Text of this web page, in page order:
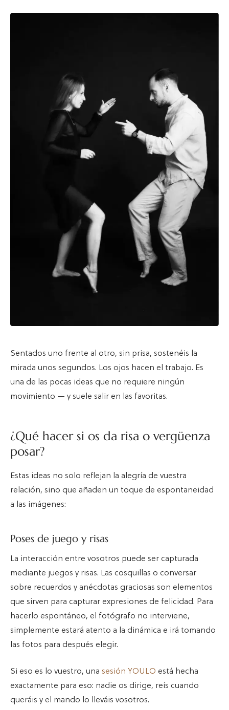
Sentados uno frente al otro, sin prisa, sostenéis la
mirada unos segundos. Los ojos hacen el trabajo. Es
una de las pocas ideas que no requiere ningún
movimiento — y suele salir en las favoritas.
¿Qué hacer si os da risa o vergüenza
posar?
Estas ideas no solo reflejan la alegría de vuestra
relación, sino que añaden un toque de espontaneidad
a las imágenes:
Poses de juego y risas
La interacción entre vosotros puede ser capturada
mediante juegos y risas. Las cosquillas o conversar
sobre recuerdos y anécdotas graciosas son elementos
que sirven para capturar expresiones de felicidad. Para
hacerlo espontáneo, el fotógrafo no interviene,
simplemente estará atento a la dinámica e irá tomando
las fotos para después elegir.
Si eso es lo vuestro, una sesión YOULO está hecha
exactamente para eso: nadie os dirige, reís cuando
queráis y el mando lo lleváis vosotros.